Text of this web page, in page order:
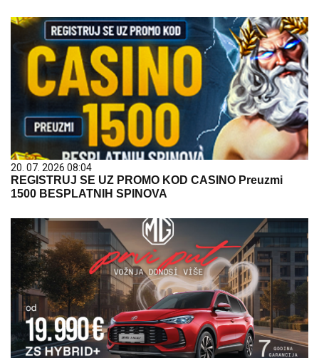
20. 07. 2026 08:04
REGISTRUJ SE UZ PROMO KOD CASINO Preuzmi
1500 BESPLATNIH SPINOVA